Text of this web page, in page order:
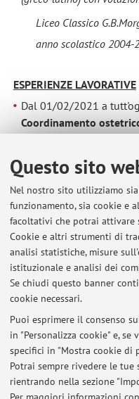
Questo sito
Nel nostro sito utilizziamo
funzionamento, sia cookie e
facoltativi che potrai attivare
Cookie e altri strumenti di
analisi statistiche, misure
istituzionale e analisi dei
Se chiudi questo banner
cookie necessari.
Puoi esprimere il consenso
in "Personalizza cookie" e,
specifici in "Mostra cookie di
Potrai sempre rivedere le
rientrando nella sezione
Liceo Classico
anno scolastico 2004-
ESPERIENZE LAVORATIVE
Dal 01/02/2021 a
Coordinamento
Dal 03/2018 al 31/01/
della Romagna sede
- Consultorio Forlì.
Dal 06/2011 al 03/2018:
Romagna sede Forlì -
Parto, Sala Operatoria
Gravidanza a termine
Al momento